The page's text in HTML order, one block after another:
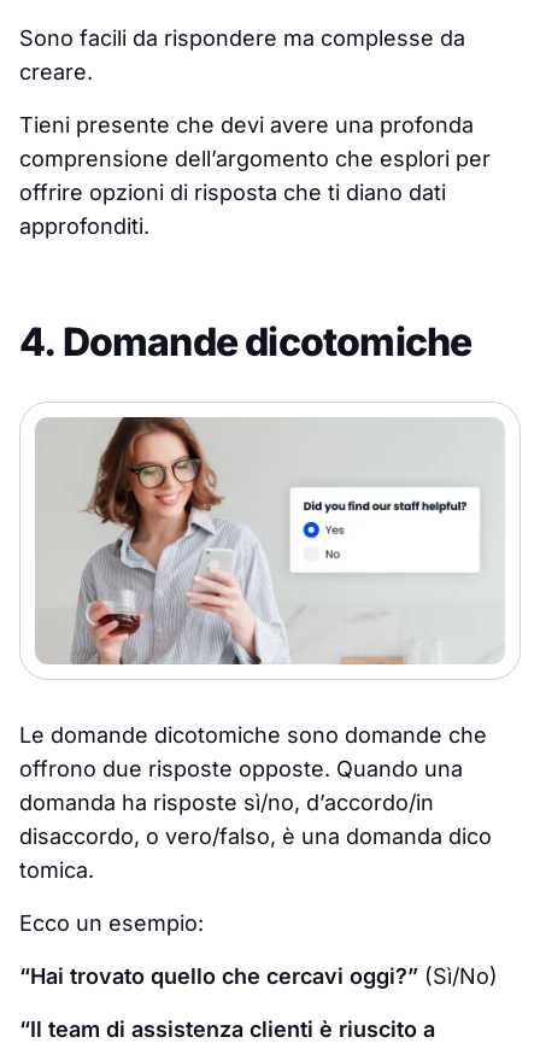
Sono facili da rispondere ma complesse da
creare.
Tieni presente che devi avere una profonda
comprensione dell’argomento che esplori per
offrire opzioni di risposta che ti diano dati
approfonditi.
4. Domande dicotomiche
Le domande dicotomiche sono domande che
offrono due risposte opposte. Quando una
domanda ha risposte sì/no, d’accordo/in
disaccordo, o vero/falso, è una domanda dico
tomica.
Ecco un esempio:
“Hai trovato quello che cercavi oggi?” (Sì/No)
“Il team di assistenza clienti è riuscito a